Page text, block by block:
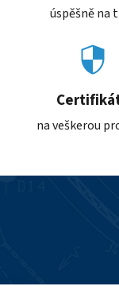
úspěšně na
na veškerou